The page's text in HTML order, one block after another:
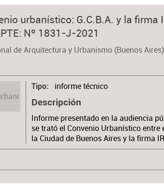
urbanístico: G.C.B.A. y la firma
Nº 1831-J-2021
de Arquitectura y Urbanismo (Buenos Aires)
Tipo informe técnico
Descripción
Informe presentado en la audiencia
se trató el Convenio Urbanístico entre
la Ciudad de Buenos Aires y la firma